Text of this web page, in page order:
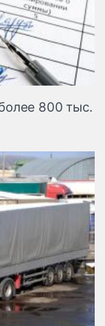
800 тыс.